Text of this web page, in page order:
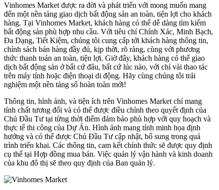
Vinhomes Market được ra đời và phát triển với mong muốn mang
đến một nền tảng giao dịch bất động sản an toàn, tiện lợi cho khách
hàng. Tại Vinhomes Market, khách hàng có thể dễ dàng tìm kiếm
bất động sản phù hợp nhu cầu. Với tiêu chí Chính Xác, Minh Bạch,
Đa Dạng, Tiết Kiệm, chúng tôi cung cấp tới khách hàng thông tin,
chính sách bán hàng đầy đủ, kịp thời, rõ ràng, cùng với phương
thức thanh toán an toàn, tiện lợi. Giờ đây, khách hàng có thể giao
dịch bất động sản ở bất cứ đâu, bất cứ lúc nào, với chỉ vài thao tác
trên máy tính hoặc điện thoại di động. Hãy cùng chúng tôi trải
nghiệm một nền tảng số hoàn toàn mới!
Thông tin, hình ảnh, và tiện ích trên Vinhomes Market chỉ mang
tính chất tương đối và có thể được điều chỉnh theo quyết định của
Chủ Đầu Tư tại từng thời điểm đảm bảo phù hợp với quy hoạch và
thực tế thi công của Dự Án. Hình ảnh mang tính minh họa định
hướng và có thể được Chủ Đầu Tư cập nhật, bổ sung trong quá
trình triển khai. Các thông tin, cam kết chính thức sẽ được quy định
cụ thể tại Hợp đồng mua bán. Việc quản lý vận hành và kinh doanh
của khu đô thị sẽ theo quy định của Ban quản lý.